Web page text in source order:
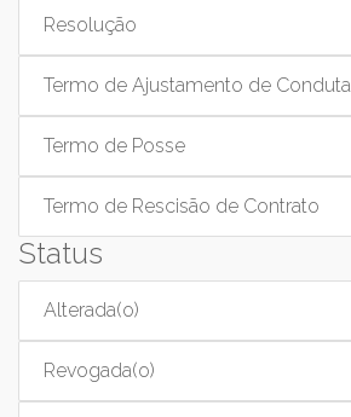
Resolução
Termo de Ajustamento de Conduta
Termo de Posse
Termo de Rescisão de Contrato
Status
Alterada(o)
Revogada(o)